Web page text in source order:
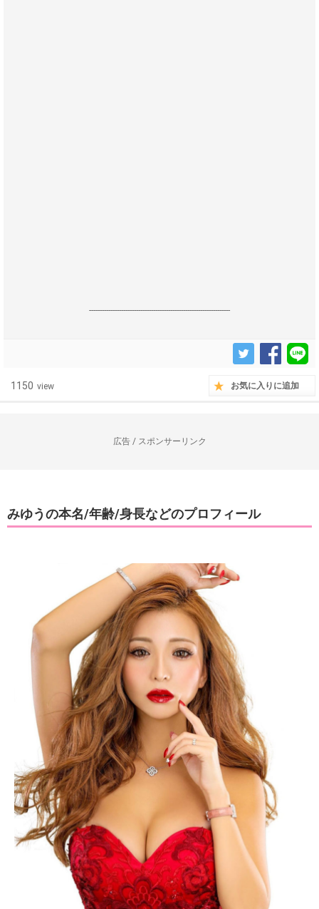
------------------------------------------------------------------
1150 view お気に入りに追加
広告 / スポンサーリンク
みゆうの本名/年齢/身長などのプロフィール